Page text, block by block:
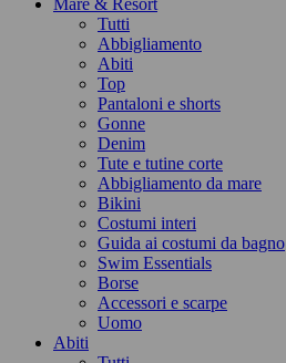
Mare & Resort
Tutti
Abbigliamento
Abiti
Top
Pantaloni e shorts
Gonne
Denim
Tute e tutine corte
Abbigliamento da mare
Bikini
Costumi interi
Guida ai costumi da bagno
Swim Essentials
Borse
Accessori e scarpe
Uomo
Abiti